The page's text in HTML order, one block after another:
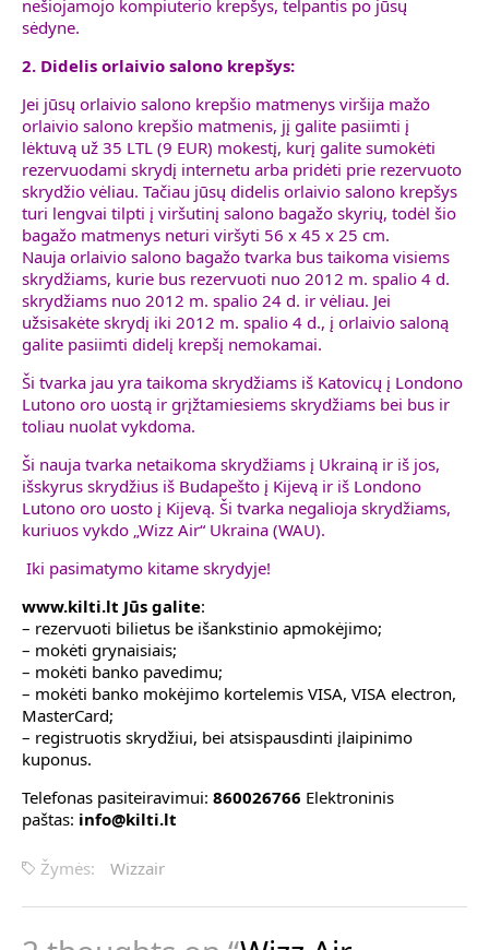
nešiojamojo kompiuterio krepšys, telpantis po jūsų
sėdyne.
2. Didelis orlaivio salono krepšys:
Jei jūsų orlaivio salono krepšio matmenys viršija mažo
orlaivio salono krepšio matmenis, jį galite pasiimti į
lėktuvą už 35 LTL (9 EUR) mokestį, kurį galite sumokėti
rezervuodami skrydį internetu arba pridėti prie rezervuoto
skrydžio vėliau. Tačiau jūsų didelis orlaivio salono krepšys
turi lengvai tilpti į viršutinį salono bagažo skyrių, todėl šio
bagažo matmenys neturi viršyti 56 x 45 x 25 cm.
Nauja orlaivio salono bagažo tvarka bus taikoma visiems
skrydžiams, kurie bus rezervuoti nuo 2012 m. spalio 4 d.
skrydžiams nuo 2012 m. spalio 24 d. ir vėliau. Jei
užsisakėte skrydį iki 2012 m. spalio 4 d., į orlaivio saloną
galite pasiimti didelį krepšį nemokamai.
Ši tvarka jau yra taikoma skrydžiams iš Katovicų į Londono
Lutono oro uostą ir grįžtamiesiems skrydžiams bei bus ir
toliau nuolat vykdoma.
Ši nauja tvarka netaikoma skrydžiams į Ukrainą ir iš jos,
išskyrus skrydžius iš Budapešto į Kijevą ir iš Londono
Lutono oro uosto į Kijevą. Ši tvarka negalioja skrydžiams,
kuriuos vykdo „Wizz Air“ Ukraina (WAU).
Iki pasimatymo kitame skrydyje!
www.kilti.lt Jūs galite:
– rezervuoti bilietus be išankstinio apmokėjimo;
– mokėti grynaisiais;
– mokėti banko pavedimu;
– mokėti banko mokėjimo kortelemis VISA, VISA electron,
MasterCard;
– registruotis skrydžiui, bei atsispausdinti įlaipinimo
kuponus.
Telefonas pasiteiravimui: 860026766 Elektroninis
paštas: info@kilti.lt
Žymės: Wizzair